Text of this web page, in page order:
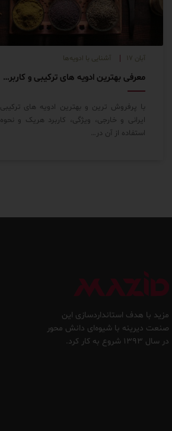
آبان ۱۷ آشنایی با ادویه‌ها
معرفی بهترین ادویه های ترکیبی و کاربردشان
با پرفروش ترین و بهترین ادویه های ترکیبی
ایرانی و خارجی، ویژگی، کاربرد هریک و نحوه
استفاده از آن در…
مزید با هدف استانداردسازی این
صنعت دیرینه با شیوه‌ای دانش محور
در سال ۱۳۹۳ شروع به کار کرد.